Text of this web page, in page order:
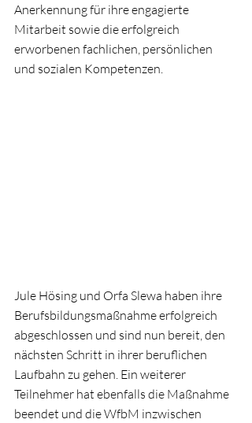
Anerkennung für ihre engagierte
Mitarbeit sowie die erfolgreich
erworbenen fachlichen, persönlichen
und sozialen Kompetenzen.
Jule Hösing und Orfa Slewa haben ihre
Berufsbildungsmaßnahme erfolgreich
abgeschlossen und sind nun bereit, den
nächsten Schritt in ihrer beruflichen
Laufbahn zu gehen. Ein weiterer
Teilnehmer hat ebenfalls die Maßnahme
beendet und die WfbM inzwischen